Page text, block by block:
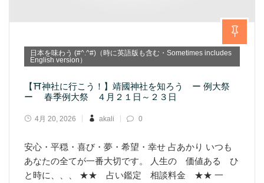
日本を味わう (#^.^#)（時に英語版も含む・Sometimes includes
English version）
【⛩神社に行こう！】靖國神社を知ろう ー 例大祭
ー 春季例大祭 ４月２１日～２３日
4月 20, 2026 akali 0
安心・平穏・喜び・夢・希望・幸せ 占あかり いつも
あなたの全てが一番大切です。 人生の 価値ある ひ
と時に、、、 ★★ 占い鑑定 相談料金 ★★ 一